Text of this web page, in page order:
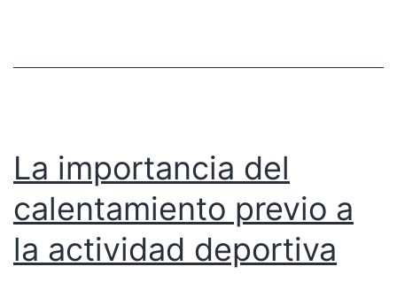
La importancia del
calentamiento previo a
la actividad deportiva